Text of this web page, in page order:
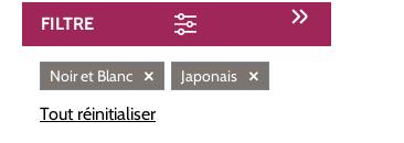
FILTRE
Noir et Blanc × Japonais ×
Tout réinitialiser